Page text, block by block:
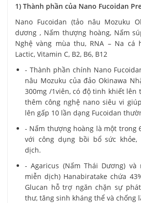
1) Thành phần của Nano Fucoidan
Nano Fucoidan (tảo nâu Mozuku
dương , Nấm thượng hoàng, Nấm
Nghệ vàng mùa thu, RNA – Na cá
Lactic, Vitamin C, B2, B6, B12
- Thành phần chính Nano
nâu Mozuku của đảo Okinawa
300mg /1viên, có độ tinh khiết lên
thêm công nghệ nano siêu vi
lên gấp 10 lần dạng Fucoidan
- Nấm thượng hoàng là một trong
với công dụng bồi bổ sức khỏe,
dịch.
- Agaricus (Nấm Thái Dương)
miễn dịch) Hanabiratake chứa
Glucan hỗ trợ ngăn chặn sự
thư, tăng sinh kháng thể và chống